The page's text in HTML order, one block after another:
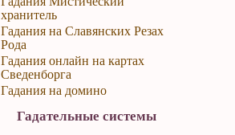
хранитель
Гадания на Славянских Резах
Рода
Гадания онлайн на картах
Сведенборга
Гадания на домино
Гадательные системы